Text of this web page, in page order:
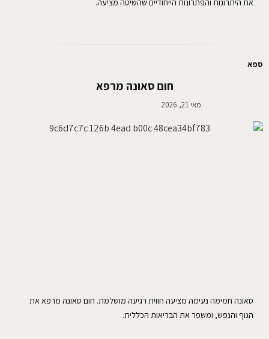
את היתרונות והפתרונות הייחודיים שהשיטה מציעה.
ספא
חום סאונה מרפא
מאי 21, 2026
סאונה חמימה נעימה מציעה חווית רגיעה מושלמת. חום סאונה מרפא את
הגוף והנפש, ומשפר את הבריאות הכללית.